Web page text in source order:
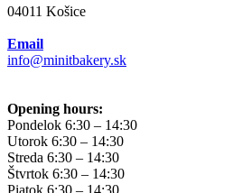
04011 Košice
Email
info@minitbakery.sk
Opening hours:
Pondelok 6:30 – 14:30
Utorok 6:30 – 14:30
Streda 6:30 – 14:30
Štvrtok 6:30 – 14:30
Piatok 6:30 – 14:30